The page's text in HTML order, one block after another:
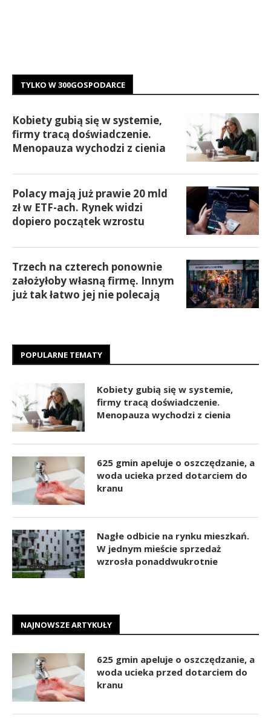
TYLKO W 300GOSPODARCE
Kobiety gubią się w systemie,
firmy tracą doświadczenie.
Menopauza wychodzi z cienia
Polacy mają już prawie 20 mld
zł w ETF-ach. Rynek widzi
dopiero początek wzrostu
Trzech na czterech ponownie
założyłoby własną firmę. Innym
już tak łatwo jej nie polecają
POPULARNE TEMATY
Kobiety gubią się w systemie,
firmy tracą doświadczenie.
Menopauza wychodzi z cienia
625 gmin apeluje o oszczędzanie, a
woda ucieka przed dotarciem do
kranu
Nagłe odbicie na rynku mieszkań.
W jednym mieście sprzedaż
wzrosła ponaddwukrotnie
NAJNOWSZE ARTYKUŁY
625 gmin apeluje o oszczędzanie, a
woda ucieka przed dotarciem do
kranu